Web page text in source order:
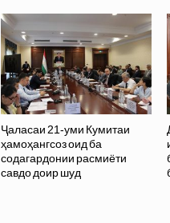
Ҷаласаи 21-уми Кумитаи
ҳамоҳангсоз оид ба
содагардонии расмиёти
савдо доир шуд